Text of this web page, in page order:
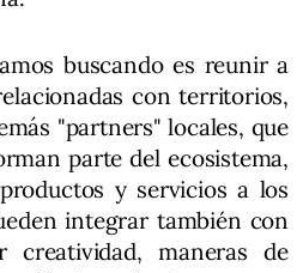
buscando es reunir a
con territorios,
"partners" locales, que
parte del ecosistema,
y servicios a los
integrar también con
creatividad, maneras de